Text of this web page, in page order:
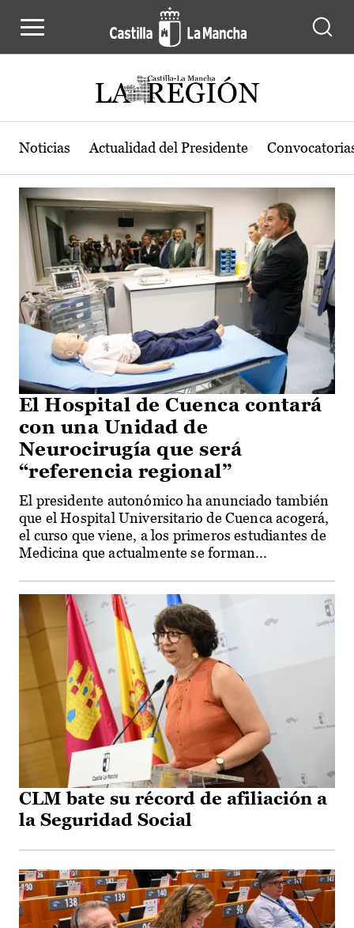
Actualidad de la región de Castilla-
Noticias Actualidad del Presidente
El Hospital de Cuenca contará
con una Unidad de
Neurocirugía que será
“referencia regional”
El presidente autonómico ha anunciado también
que el Hospital Universitario de Cuenca acogerá,
el curso que viene, a los primeros estudiantes de
Medicina que actualmente se forman...
CLM bate su récord de afiliación a
la Seguridad Social